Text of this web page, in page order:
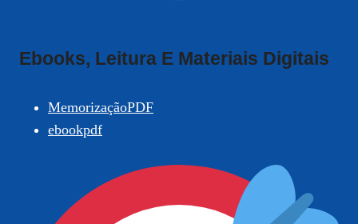
Ebooks, Leitura E Materiais Digitais
MemorizaçãoPDF
ebookpdf